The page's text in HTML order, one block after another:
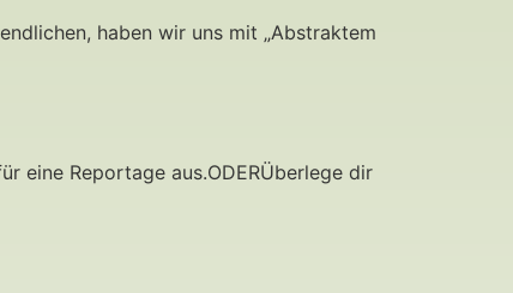
haben wir uns mit „Abstraktem
eine Reportage aus.ODERÜberlege dir